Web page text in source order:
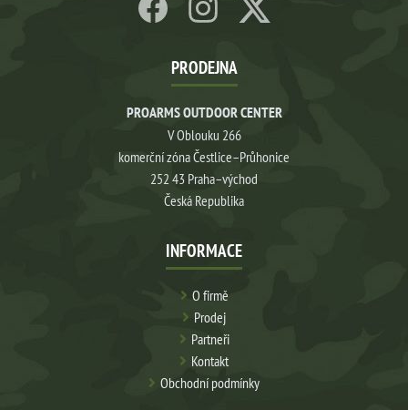
PRODEJNA
PROARMS OUTDOOR CENTER
V Oblouku 266
komerční zóna Čestlice–Průhonice
252 43 Praha–východ
Česká Republika
INFORMACE
O firmě
Prodej
Partneři
Kontakt
Obchodní podmínky